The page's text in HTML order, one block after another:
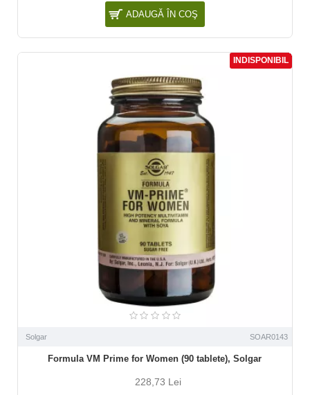
ADAUGĂ ÎN COŞ
INDISPONIBIL
Solgar SOAR0143
Formula VM Prime for Women (90 tablete), Solgar
228,73 Lei